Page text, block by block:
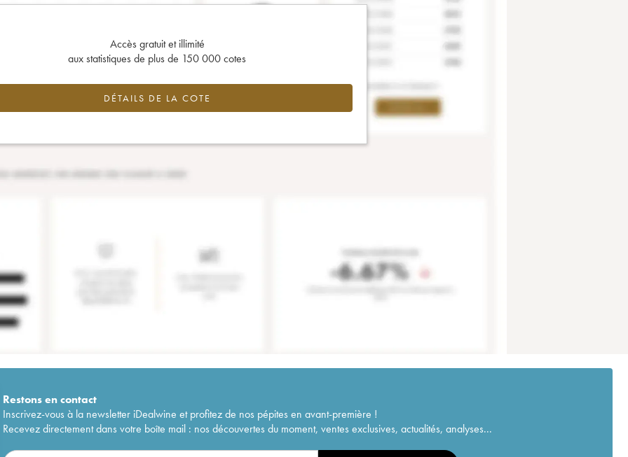
Accès gratuit et illimité
aux statistiques de plus de 150 000 cotes
DÉTAILS DE LA COTE
Restons encontact
Inscrivez-vous à la newsletter iDealwine et profitez de nos pépites en avant-première !
Recevez directement dans votre boîte mail : nos découvertes du moment, ventes exclusives, actualités, analyses...